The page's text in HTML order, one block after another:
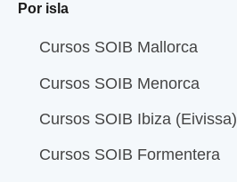
Por isla
Cursos SOIB Mallorca
Cursos SOIB Menorca
Cursos SOIB Ibiza (Eivissa)
Cursos SOIB Formentera